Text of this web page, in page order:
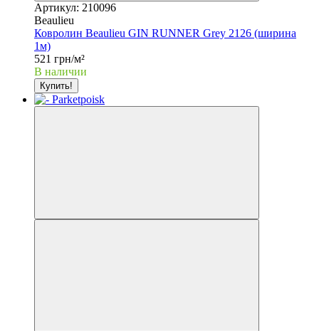
Артикул: 210096
Beaulieu
Ковролин Beaulieu GIN RUNNER Grey 2126 (ширина
1м)
521 грн/м²
В наличии
Купить!